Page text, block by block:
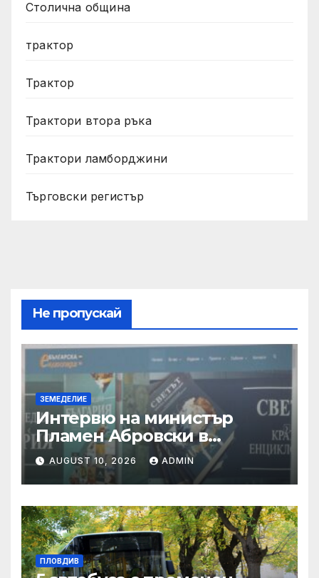
Столична община
трактор
Трактор
Трактори втора ръка
Трактори ламборджини
Търговски регистър
Не пропускай
ЗЕМЕДЕЛИЕ
Интервю на министър
Пламен Абровски в
предаването “Денят
започва в неделя”, БНТ
AUGUST 10, 2026 ADMIN
ПЛОВДИВ